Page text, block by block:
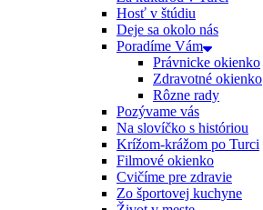
Hosť v štúdiu
Deje sa okolo nás
Poradíme Vám
Právnicke okienko
Zdravotné okienko
Rôzne rady
Pozývame vás
Na slovíčko s históriou
Krížom-krážom po Turci
Filmové okienko
Cvičíme pre zdravie
Zo športovej kuchyne